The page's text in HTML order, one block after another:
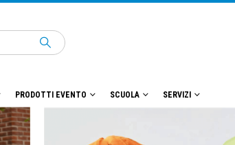
PRODOTTI EVENTO SCUOLA SERVIZI